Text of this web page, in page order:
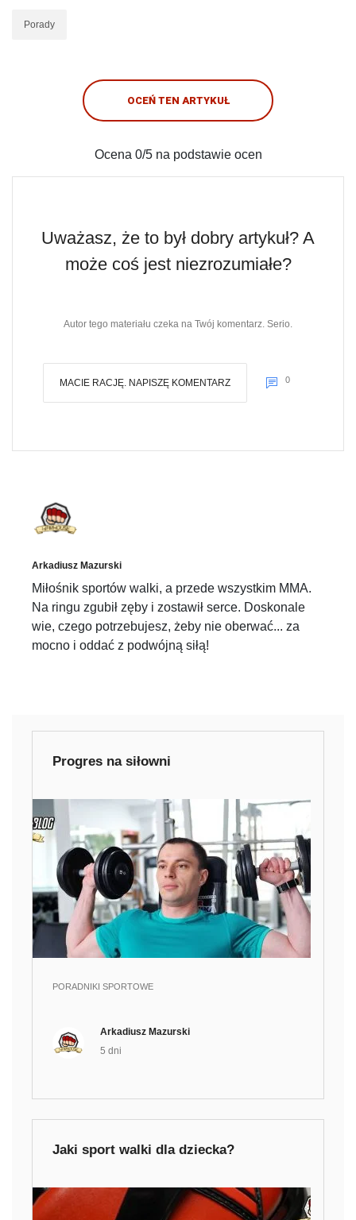
Porady
OCEŃ TEN ARTYKUŁ
Ocena 0/5 na podstawie ocen
Uważasz, że to był dobry artykuł? A
może coś jest niezrozumiałe?
Autor tego materiału czeka na Twój komentarz. Serio.
MACIE RACJĘ. NAPISZĘ KOMENTARZ 0
Arkadiusz Mazurski
Miłośnik sportów walki, a przede wszystkim MMA.
Na ringu zgubił zęby i zostawił serce. Doskonale
wie, czego potrzebujesz, żeby nie oberwać... za
mocno i oddać z podwójną siłą!
Progres na siłowni
PORADNIKI SPORTOWE
Arkadiusz Mazurski
5 dni
Jaki sport walki dla dziecka?